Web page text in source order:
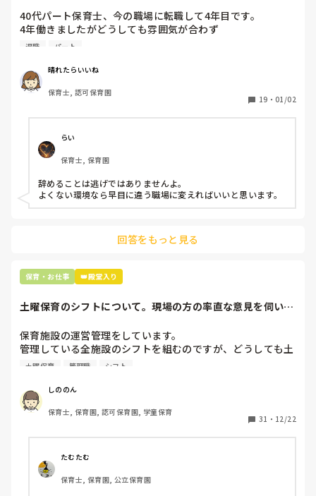
40代パート保育士、今の職場に転職して4年目です。
4年働きましたがどうしても雰囲気が合わず
退職しようと思っています。
周りの職員は、勤続10年以上から何十年という先生がほとん
どです。
保護者子どもの愚痴悪口が多く、
今で言う不適切保育も
仕方ないよね
もう何も言わずに
子どもの言いなりになればいいんだね
などいう意見で…
上の先生に相談することは難しそうです。
最後の職場にしようと思っていましたが
辞めることは逃げ、と、過去辞めた人も何年も言われ続けて
います
退職 パート
晴れたらいいね
保育士, 認可保育園
19 ・ 01/02
らい
保育士, 保育園
辞めることは逃げではありませんよ。
よくない環境なら早目に違う職場に変えればいいと思います。
回答をもっと見る
保育・お仕事 👑殿堂入り
土曜保育のシフトについて。現場の方の率直な意見を伺いた
保育施設の運営管理をしています。
管理している全施設のシフトを組むのですが、どうしても土
曜保育だけは入れる方が少なく、いつも苦労しています。
て入職しているはずですが、いざ勤務が始まると一日も土曜
出勤が出来ない方ばかりです。
①土曜日の希望休は2日まで、と制限をかける
②毎月、必ず土曜保育に入ることのできる日を1日だけピッ
クアップしてもらう
③仮シフトが出た時、土曜出勤が難しければ自身で代わりの
土曜保育 管理職 シフト
しののん
保育士, 保育園, 認可保育園, 学童保育
31 ・ 12/22
たむたむ
保育士, 保育園, 公立保育園